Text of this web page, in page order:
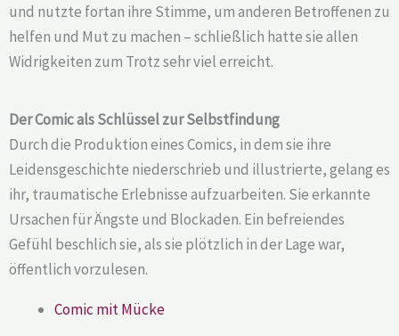
und nutzte fortan ihre Stimme, um anderen Betroffenen zu
helfen und Mut zu machen – schließlich hatte sie allen
Widrigkeiten zum Trotz sehr viel erreicht.
Der Comic als Schlüssel zur Selbstfindung
Durch die Produktion eines Comics, in dem sie ihre
Leidensgeschichte niederschrieb und illustrierte, gelang es
ihr, traumatische Erlebnisse aufzuarbeiten. Sie erkannte
Ursachen für Ängste und Blockaden. Ein befreiendes
Gefühl beschlich sie, als sie plötzlich in der Lage war,
öffentlich vorzulesen.
Comic mit Mücke